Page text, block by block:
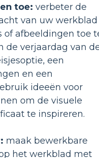
toe: verbeter de
van uw werkblad
of afbeeldingen toe
de verjaardag van
een
en een
ideeën voor
om de visuele
te inspireren.
maak bewerkbare
het werkblad met